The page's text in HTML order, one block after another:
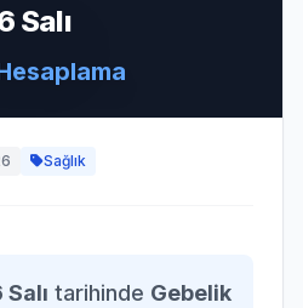
Salı
Sağlık
tarihinde Gebelik